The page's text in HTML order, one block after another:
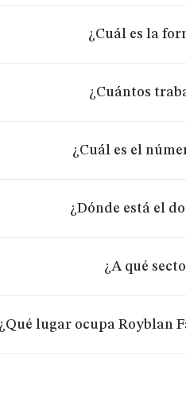
¿Cuál es la
¿Cuántos
¿Cuál es el
¿Dónde está el
¿A qué
¿Qué lugar ocupa Royblan